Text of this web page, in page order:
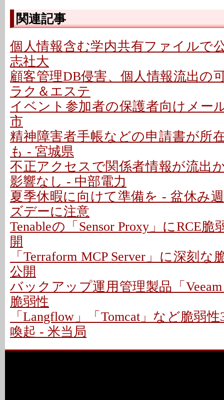
関連記事
個人情報含む学内共有ファイルで
志社大
顧客管理DB侵害、個人情報流出の
ラク＆エステ
イベント参加者の保護者向けメー
市
精神障害者手帳などの申請書が所
も - 宮城県
不正アクセスで関係者情報が流出
影響なし - 中部電力
夏季休暇に向けて準備を - 盆休み
ズデーに注意
Tenableの「Sensor Proxy」にRCE
開
「Terraform MCP Server」に深刻
公開
バックアップ運用管理製品「
脆弱性
「Langflow」「Tomcat」など脆弱
喚起 - 米当局